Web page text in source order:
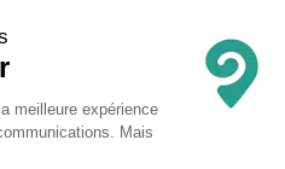
du
meilleure expérience
Mais